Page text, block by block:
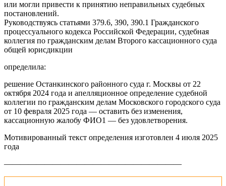
или могли привести к принятию неправильных судебных
постановлений.
Руководствуясь статьями 379.6, 390, 390.1 Гражданского
процессуального кодекса Российской Федерации, судебная
коллегия по гражданским делам Второго кассационного суда
общей юрисдикции
определила:
решение Останкинского районного суда г. Москвы от 22
октября 2024 года и апелляционное определение судебной
коллегии по гражданским делам Московского городского суда
от 10 февраля 2025 года — оставить без изменения,
кассационную жалобу ФИО1 — без удовлетворения.
Мотивированный текст определения изготовлен 4 июля 2025
года
——————————————————————